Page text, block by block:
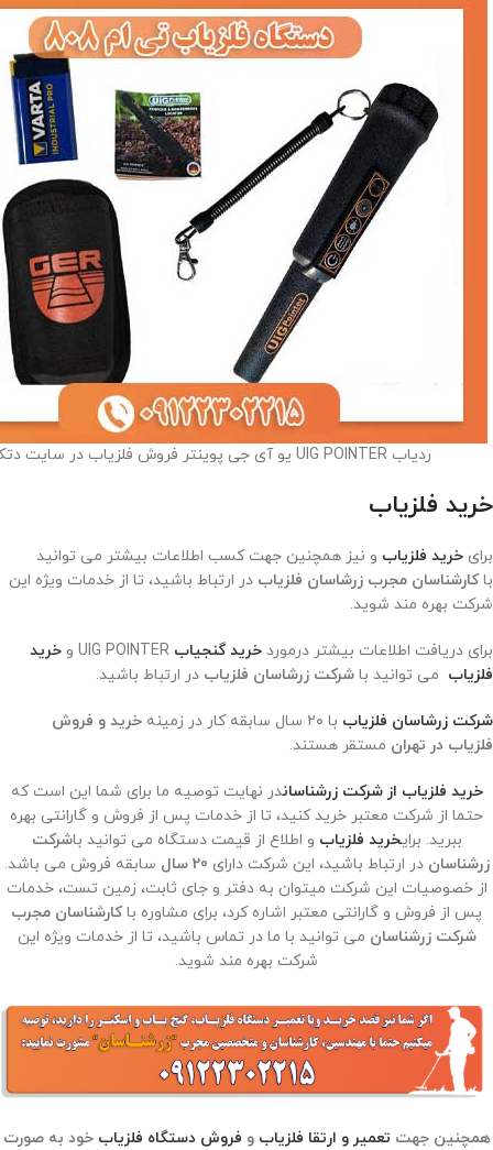
ردیاب UIG POINTER یو آی جی پوینتر فروش فلزیاب در سایت دتکتاک
خرید فلزیاب
برای خرید فلزیاب و نیز همچنین جهت کسب اطلاعات بیشتر می توانید
باکارشناسان مجرب زرشاسان فلزیاب در ارتباط باشید، تا از خدمات ویژه این
شرکت بهره مند شوید.
برای دریافت اطلاعات بیشتر درمورد خرید گنجیاب
خرید
فلزیاب می توانید با شرکت زرشاسان فلزیاب در ارتباط باشید.
شرکت زرشاسان فلزیاب با ۲۰ سال سابقه کار در زمینه
خرید و فروش
فلزیاب در تهران مستقر هستند.
خرید فلزیاب از شرکت زرشناساندر نهایت توصیه ما برای شما این است که
حتما از شرکت معتبر خرید کنید، تا از خدمات پس از فروش و گارانتی بهره
ببرید. برایخرید فلزیاب و اطلاع از قیمت دستگاه می توانید باشرکت
زرشناسان در ارتباط باشید، این شرکت دارای 20 سال
سابقه فروش می باشد.
از خصوصیات این شرکت میتوان به دفتر و جای ثابت، زمین تست، خدمات
پس از فروش و گارانتی معتبر اشاره کرد، برای مشاوره باکارشناسان مجرب
شرکت زرشناسان می توانید با ما در تماس باشید، تا از خدمات ویژه این
شرکت بهره مند شوید.
همچنین جهت تعمیر و ارتقا فلزیاب و فروش دستگاه فلزیاب خود به صورت